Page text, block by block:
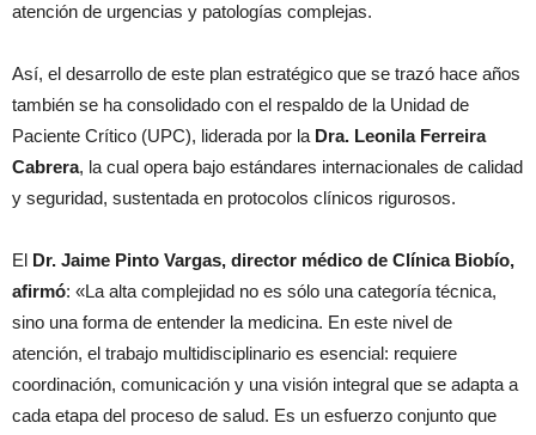
atención de urgencias y patologías complejas.
Así, el desarrollo de este plan estratégico que se trazó hace años
también se ha consolidado con el respaldo de la Unidad de
Paciente Crítico (UPC), liderada por la Dra. Leonila Ferreira
Cabrera, la cual opera bajo estándares internacionales de calidad
y seguridad, sustentada en protocolos clínicos rigurosos.
El Dr. Jaime Pinto Vargas, director médico de Clínica Biobío,
afirmó: «La alta complejidad no es sólo una categoría técnica,
sino una forma de entender la medicina. En este nivel de
atención, el trabajo multidisciplinario es esencial: requiere
coordinación, comunicación y una visión integral que se adapta a
cada etapa del proceso de salud. Es un esfuerzo conjunto que